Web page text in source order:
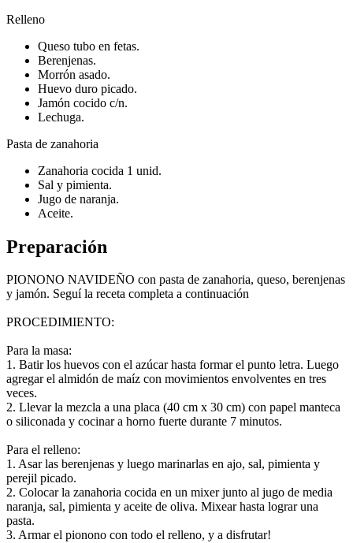
Relleno
Queso tubo en fetas.
Berenjenas.
Morrón asado.
Huevo duro picado.
Jamón cocido c/n.
Lechuga.
Pasta de zanahoria
Zanahoria cocida 1 unid.
Sal y pimienta.
Jugo de naranja.
Aceite.
Preparación
PIONONO NAVIDEÑO con pasta de zanahoria, queso, berenjenas
y jamón. Seguí la receta completa a continuación
PROCEDIMIENTO:
Para la masa:
1. Batir los huevos con el azúcar hasta formar el punto letra. Luego
agregar el almidón de maíz con movimientos envolventes en tres
veces.
2. Llevar la mezcla a una placa (40 cm x 30 cm) con papel manteca
o siliconada y cocinar a horno fuerte durante 7 minutos.
Para el relleno:
1. Asar las berenjenas y luego marinarlas en ajo, sal, pimienta y
perejil picado.
2. Colocar la zanahoria cocida en un mixer junto al jugo de media
naranja, sal, pimienta y aceite de oliva. Mixear hasta lograr una
pasta.
3. Armar el pionono con todo el relleno, y a disfrutar!